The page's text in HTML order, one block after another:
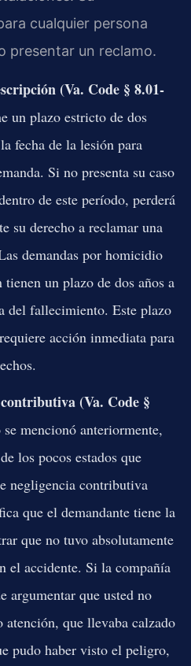
cualquier persona
presentar un reclamo.
(Va. Code § 8.01-
un plazo estricto de dos
fecha de la lesión para
Si no presenta su caso
de este período, perderá
su derecho a reclamar una
demandas por homicidio
un plazo de dos años a
del fallecimiento. Este plazo
acción inmediata para
(Va. Code §
mencionó anteriormente,
los pocos estados que
negligencia contributiva
que el demandante tiene la
que no tuvo absolutamente
el accidente. Si la compañía
argumentar que usted no
atención, que llevaba calzado
pudo haber visto el peligro,